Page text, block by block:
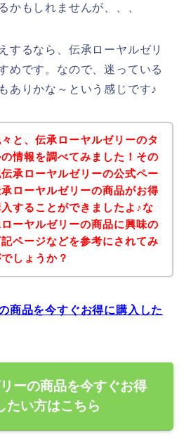
かもしれませんが、、、
するなら、伝承ローヤルゼリ
めです。なので、迷っている
ありかな～という感じです♪
と、伝承ローヤルゼリーのタ
情報を調べてみました！その
承ローヤルゼリーの公式ペー
ローヤルゼリーの商品がお得
することができましたよ♪な
ーヤルゼリーの商品に興味の
ページなどを参考にされてみ
しょうか？
商品を今すぐお得に購入した
ーの商品を今すぐお得
たい方はこちら